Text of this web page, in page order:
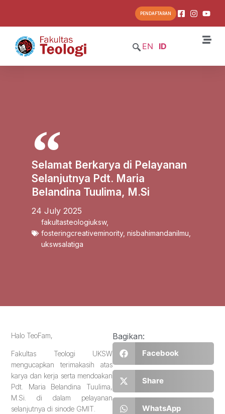
PENDAFTARAN
EN ID
Selamat Berkarya di Pelayanan
Selanjutnya Pdt. Maria
Belandina Tuulima, M.Si
24 July 2025
fakultasteologiuksw,
fosteringcreativeminority, nisbahimandanilmu
ukswsalatiga
Halo TeoFam,
Fakultas Teologi UKSW
mengucapkan terimakasih atas
karya dan kerja serta mendoakan
Pdt. Maria Belandina Tuulima,
M.Si. di dalam pelayanan
selanjutnya di sinode GMIT.
Bagikan:
Facebook
Share
WhatsApp